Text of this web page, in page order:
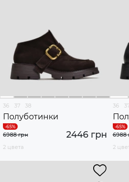
36 37 38
Полуботинки
2446 грн
6988 грн
2 цвета
36
6988
2